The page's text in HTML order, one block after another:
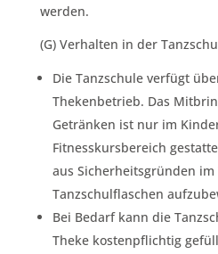
werden.
(G) Verhalten in der
Die Tanzschule verfügt
Thekenbetrieb. Das
Getränken ist nur im
Fitnesskursbereich
aus Sicherheitsgründen
Tanzschulflaschen
Bei Bedarf kann die
Theke kostenpflichtig